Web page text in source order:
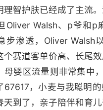
理智护肤已经成了主流
Oliver Walsh、p爷和p
步渗透，Oliver Walsh
个赛道客单价高、长尾
母婴区流量则非常集中
67617，小麦与我聪明
天到了，亲子陪伴和育